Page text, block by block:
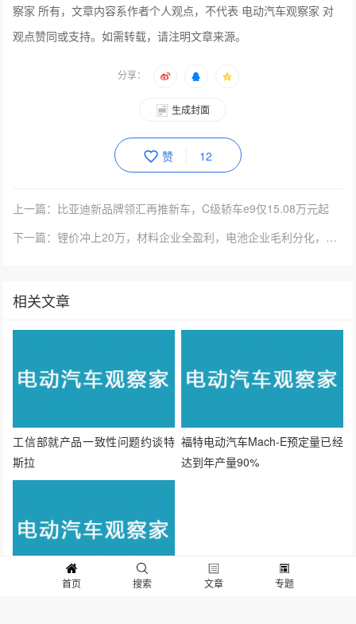
本文由 电动汽车观察家 作者：电观
发表，其版权均为 电动汽车观
观点赞同或支持。如需转载，请注明文章来源。
分享：
赞 12
上一篇：比亚迪新品牌领汇再推新车，C级轿车e9仅15.08万元起
相关文章
工信部就产品一致性问题约谈特
首页 搜索 文章 专题